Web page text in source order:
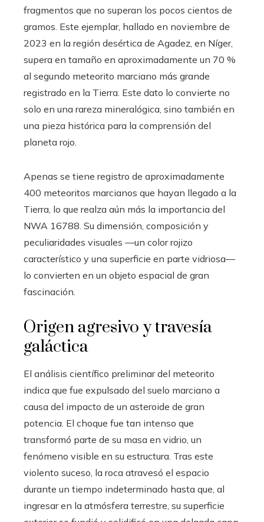
fragmentos que no superan los pocos cientos de
gramos. Este ejemplar, hallado en noviembre de
2023 en la región desértica de Agadez, en Níger,
supera en tamaño en aproximadamente un 70 %
al segundo meteorito marciano más grande
registrado en la Tierra. Este dato lo convierte no
solo en una rareza mineralógica, sino también en
una pieza histórica para la comprensión del
planeta rojo.
Apenas se tiene registro de aproximadamente
400 meteoritos marcianos que hayan llegado a la
Tierra, lo que realza aún más la importancia del
NWA 16788. Su dimensión, composición y
peculiaridades visuales —un color rojizo
característico y una superficie en parte vidriosa—
lo convierten en un objeto espacial de gran
fascinación.
Origen agresivo y travesía
galáctica
El análisis científico preliminar del meteorito
indica que fue expulsado del suelo marciano a
causa del impacto de un asteroide de gran
potencia. El choque fue tan intenso que
transformó parte de su masa en vidrio, un
fenómeno visible en su estructura. Tras este
violento suceso, la roca atravesó el espacio
durante un tiempo indeterminado hasta que, al
ingresar en la atmósfera terrestre, su superficie